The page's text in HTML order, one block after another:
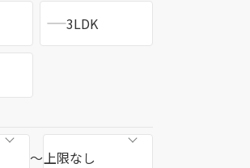
3LDK
～